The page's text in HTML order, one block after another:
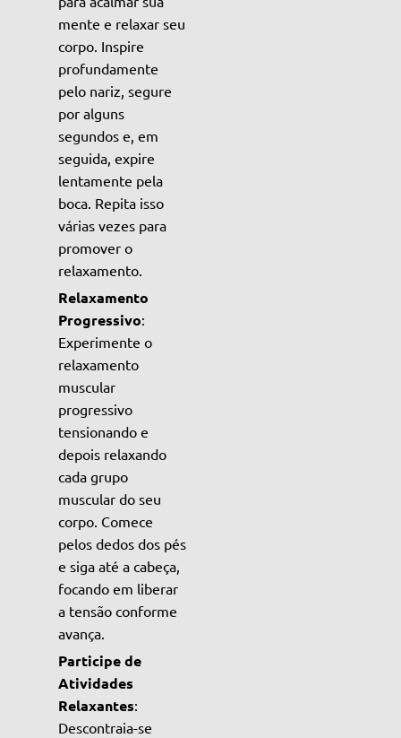
mente e relaxar seu
corpo. Inspire
profundamente
pelo nariz, segure
por alguns
segundos e, em
seguida, expire
lentamente pela
boca. Repita isso
várias vezes para
promover o
relaxamento.
Relaxamento
Progressivo:
Experimente o
relaxamento
muscular
progressivo
tensionando e
depois relaxando
cada grupo
muscular do seu
corpo. Comece
pelos dedos dos pés
e siga até a cabeça,
focando em liberar
a tensão conforme
avança.
Participe de
Atividades
Relaxantes:
Descontraia-se